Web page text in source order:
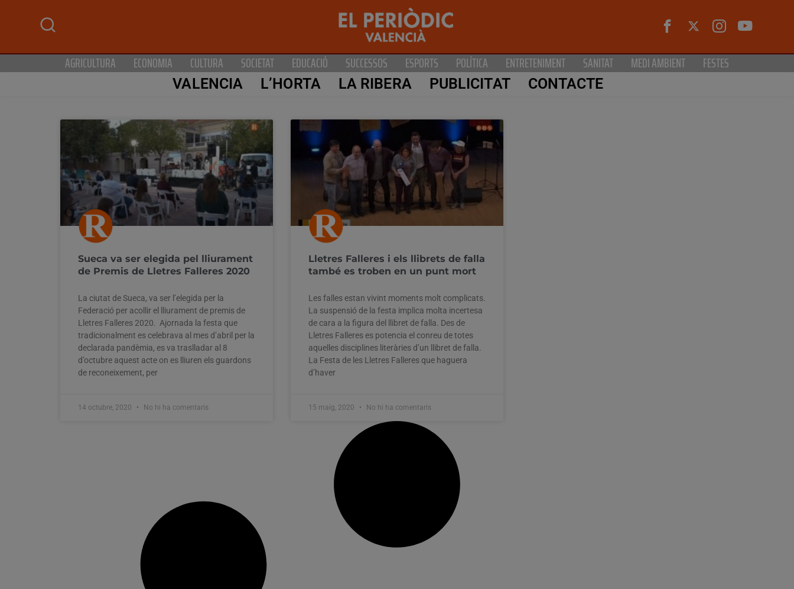
AGRICULTURA ECONOMIA CULTURA SOCIETAT EDUCACIÓ SUCCESSOS ESPORTS POLÍTICA ENTRETENIMENT SANITAT MEDI AMBIENT FESTES
VALENCIA L’HORTA LA RIBERA PUBLICITAT CONTACTE
Sueca va ser elegida pel lliurament
de Premis de Lletres Falleres 2020
La ciutat de Sueca, va ser l’elegida per la
Federació per acollir el lliurament de premis de
Lletres Falleres 2020. Ajornada la festa que
tradicionalment es celebrava al mes d’abril per la
declarada pandèmia, es va traslladar al 8
d’octubre aquest acte on es lliuren els guardons
de reconeixement, per
14 octubre, 2020 No hi ha comentaris
Lletres Falleres i els llibrets de falla
també es troben en un punt mort
Les falles estan vivint moments molt complicats.
La suspensió de la festa implica molta incertesa
de cara a la figura del llibret de falla. Des de
Lletres Falleres es potencia el conreu de totes
aquelles disciplines literàries d’un llibret de falla.
La Festa de les Lletres Falleres que haguera
d’haver
15 maig, 2020 No hi ha comentaris